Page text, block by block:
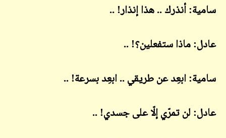
سامية: أنذرك .. هذا إنذار! ..
عادل: ماذا ستفعلين؟! ..
سامية: ابعِد عن طريقي .. ابعِد بسرعة! ..
عادل: لن تمرّي إلّا على جسدي! ..